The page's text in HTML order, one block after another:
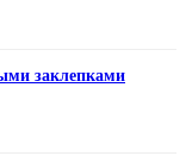
заклепками